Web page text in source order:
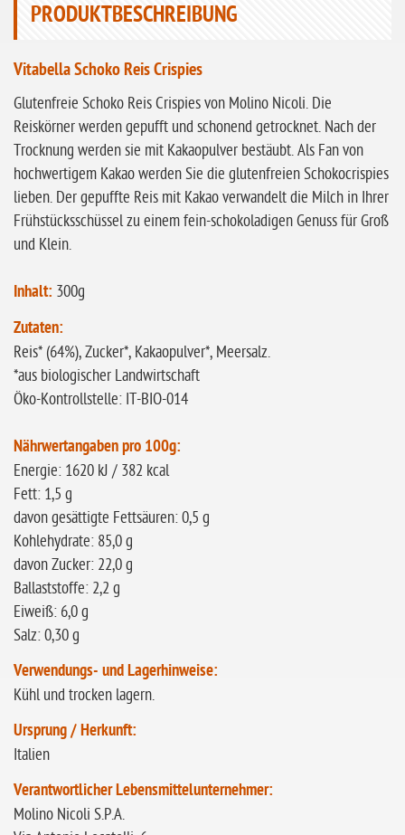
ohne Sellerie
glutenfrei
ohne
Sonnenblumen
ohne Palmöl
PRODUKTBESCHREIBUNG
Vitabella Schoko Reis Crispies
Glutenfreie Schoko Reis Crispies von Molino Nicoli. Die
Reiskörner werden gepufft und schonend getrocknet. Nach der
Trocknung werden sie mit Kakaopulver bestäubt. Als Fan von
hochwertigem Kakao werden Sie die glutenfreien Schokocrispies
lieben. Der gepuffte Reis mit Kakao verwandelt die Milch in Ihrer
Frühstücksschüssel zu einem fein-schokoladigen Genuss für Groß
und Klein.
Inhalt: 300g
Zutaten:
Reis* (64%), Zucker*, Kakaopulver*, Meersalz.
*aus biologischer Landwirtschaft
Öko-Kontrollstelle: IT-BIO-014
Nährwertangaben pro 100g:
Energie: 1620 kJ / 382 kcal
Fett: 1,5 g
davon gesättigte Fettsäuren: 0,5 g
Kohlehydrate: 85,0 g
davon Zucker: 22,0 g
Ballaststoffe: 2,2 g
Eiweiß: 6,0 g
Salz: 0,30 g
Verwendungs- und Lagerhinweise:
Kühl und trocken lagern.
Ursprung / Herkunft:
Italien
Verantwortlicher Lebensmittelunternehmer:
Molino Nicoli S.P.A.